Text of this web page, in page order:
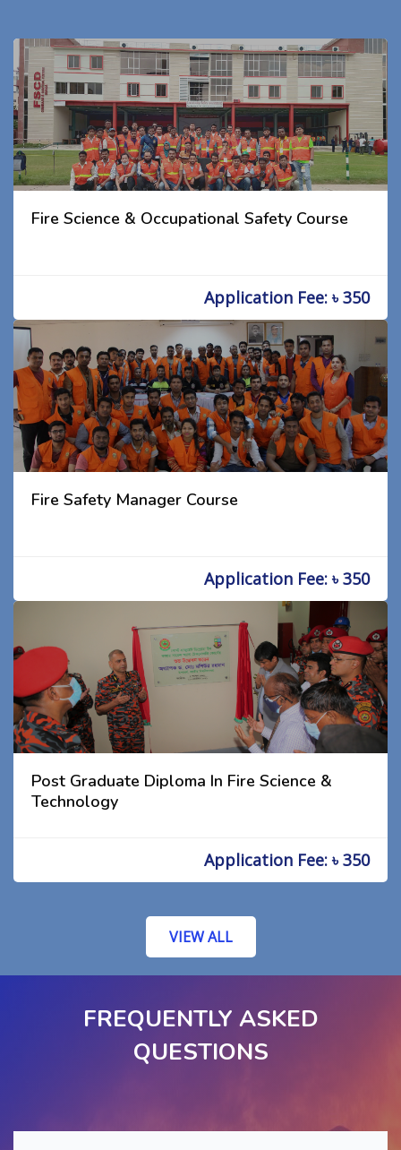
Fire Science & Occupational Safety Course
Application Fee: ৳ 350
Fire Safety Manager Course
Application Fee: ৳ 350
Post Graduate Diploma In Fire Science &
Technology
Application Fee: ৳ 350
VIEW ALL
FREQUENTLY ASKED
QUESTIONS